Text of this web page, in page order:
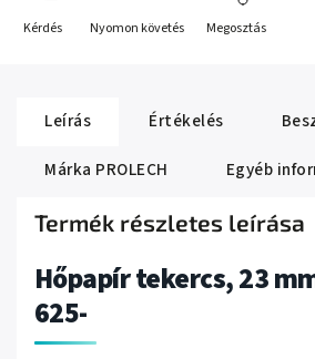
Kérdés Nyomon követés Megosztás
Leírás Értékelés
Márka PROLECH Egyéb
Termék részletes leírása
Hőpapír tekercs, 23
625-